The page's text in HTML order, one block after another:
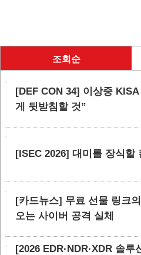
조회순
[DEF CON 34] 이상중
게 뒷받침할 것”
[ISEC 2026] 대미를 장식할
[카드뉴스] 무료 선물 링크
오는 사이버 공격 실체
[2026 EDR·NDR·XDR 솔